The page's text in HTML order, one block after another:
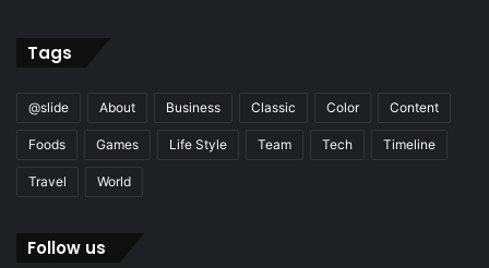
Tags
@slide About Business Classic Color Content
Foods Games Life Style Team Tech Timeline
Travel World
Follow us